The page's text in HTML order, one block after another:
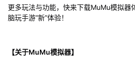
更多玩法与功能，快来下载MuMu模拟器
脑玩手游“新”体验！
【关于MuMu模拟器】